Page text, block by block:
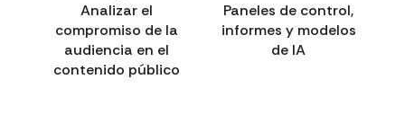
Analizar el
compromiso de la
audiencia en el
contenido público
Paneles de control,
informes y modelos
de IA